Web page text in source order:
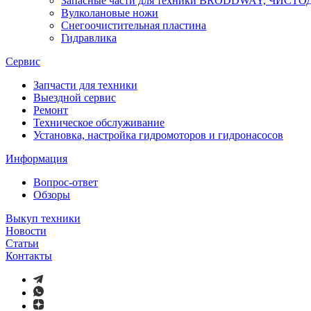
Вулколановые ножи
Снегоочистительная пластина
Гидравлика
Сервис
Запчасти для техники
Выездной сервис
Ремонт
Техническое обслуживание
Установка, настройка гидромоторов и гидронасосов
Информация
Вопрос-ответ
Обзоры
Выкуп техники
Новости
Статьи
Контакты